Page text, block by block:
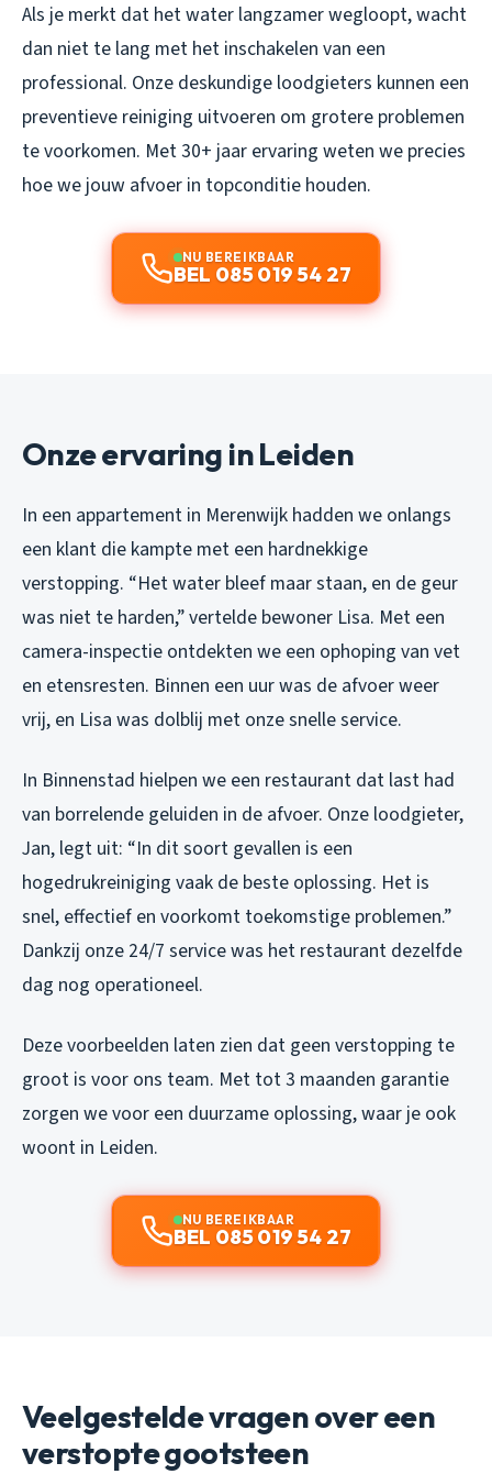
Als je merkt dat het water langzamer wegloopt, wacht
dan niet te lang met het inschakelen van een
professional. Onze deskundige loodgieters kunnen een
preventieve reiniging uitvoeren om grotere problemen
te voorkomen. Met 30+ jaar ervaring weten we precies
hoe we jouw afvoer in topconditie houden.
NU BEREIKBAAR
BEL 085 019 54 27
Onze ervaring in Leiden
In een appartement in Merenwijk hadden we onlangs
een klant die kampte met een hardnekkige
verstopping. “Het water bleef maar staan, en de geur
was niet te harden,” vertelde bewoner Lisa. Met een
camera-inspectie ontdekten we een ophoping van vet
en etensresten. Binnen een uur was de afvoer weer
vrij, en Lisa was dolblij met onze snelle service.
In Binnenstad hielpen we een restaurant dat last had
van borrelende geluiden in de afvoer. Onze loodgieter,
Jan, legt uit: “In dit soort gevallen is een
hogedrukreiniging vaak de beste oplossing. Het is
snel, effectief en voorkomt toekomstige problemen.”
Dankzij onze 24/7 service was het restaurant dezelfde
dag nog operationeel.
Deze voorbeelden laten zien dat geen verstopping te
groot is voor ons team. Met tot 3 maanden garantie
zorgen we voor een duurzame oplossing, waar je ook
woont in Leiden.
NU BEREIKBAAR
BEL 085 019 54 27
Veelgestelde vragen over een
verstopte gootsteen